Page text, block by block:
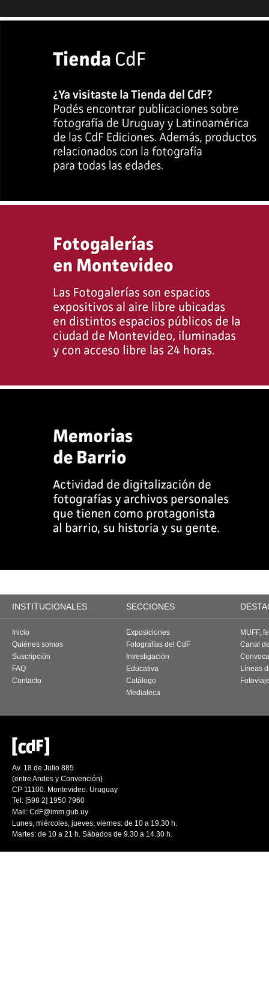
INSTITUCIONALES SECCIONES
Inicio
Quiénes somos
Suscripción
FAQ
Contacto
Exposiciones
Fotografías del CdF
Investigación
Educativa
Catálogo
Mediateca
MUFF,
Canal
Líneas
Av. 18 de Julio 885
(entre Andes y Convención)
CP 11100. Montevideo. Uruguay
Tel: [598 2] 1950 7960
Mail: CdF@imm.gub.uy
Lunes, miércoles, jueves, viernes: de 10 a 19.30 h.
Martes: de 10 a 21 h. Sábados de 9.30 a 14.30 h.